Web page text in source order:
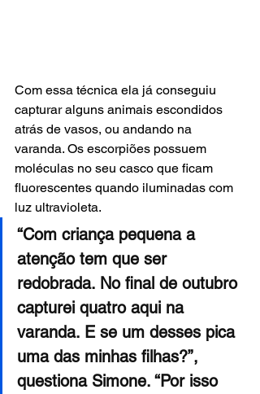
Com essa técnica ela já conseguiu
capturar alguns animais escondidos
atrás de vasos, ou andando na
varanda. Os escorpiões possuem
moléculas no seu casco que ficam
fluorescentes quando iluminadas com
luz ultravioleta.
“Com criança pequena a
atenção tem que ser
redobrada. No final de outubro
capturei quatro aqui na
varanda. E se um desses pica
uma das minhas filhas?”,
questiona Simone. “Por isso